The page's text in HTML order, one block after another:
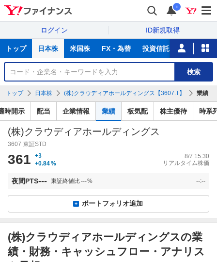
i
ログイン ID新規取得
サ
トップ 日本株 米国株 FX・為替 投資信託 ニュース
銘
検
索
検索
トップ 日本株 (株)クラウディアホールディングス【3607.T】 業績
時開示 配当 企業情報 業績 板気配 株主優待 時系
(株)クラウディアホールディングス
3607 東証STD
361
+3
+0.84%
8/7 15:30
リアルタイム株価
夜間PTS--- 東証終値比---% --:--
ポートフォリオ追加
(株)クラウディアホールディングスの業
績・財務・キャッシュフロー・アナリス